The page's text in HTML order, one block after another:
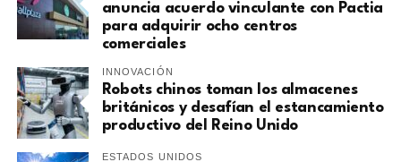
anuncia acuerdo vinculante con Pactia
para adquirir ocho centros
comerciales
INNOVACIÓN
Robots chinos toman los almacenes
británicos y desafían el estancamiento
productivo del Reino Unido
ESTADOS UNIDOS